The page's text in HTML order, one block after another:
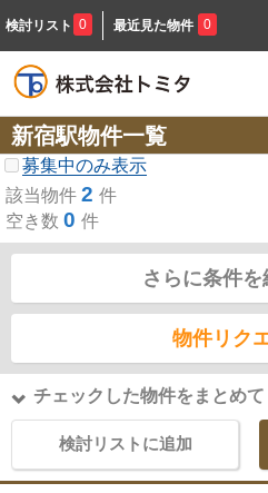
検討リスト 0 最近見た物件 0
新宿駅物件一覧
募集中のみ表示
該当物件 2 件
空き数 0 件
さらに条件
物件リク
チェックした物件をまとめて
検討リストに追加